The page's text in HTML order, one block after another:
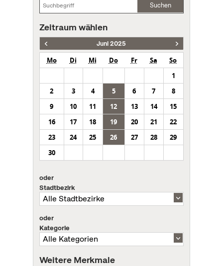
Suchen
Zeitraum wählen
Juni 2025
Mo Di Mi Do Fr Sa
So
1
2
3 4 5 6 7
8
9
10 11 12 13 14
15
16
17 18 19 20 21
22
23
24 25 26 27 28
29
30
oder
Stadtbezirk
oder
Kategorie
Weitere Merkmale